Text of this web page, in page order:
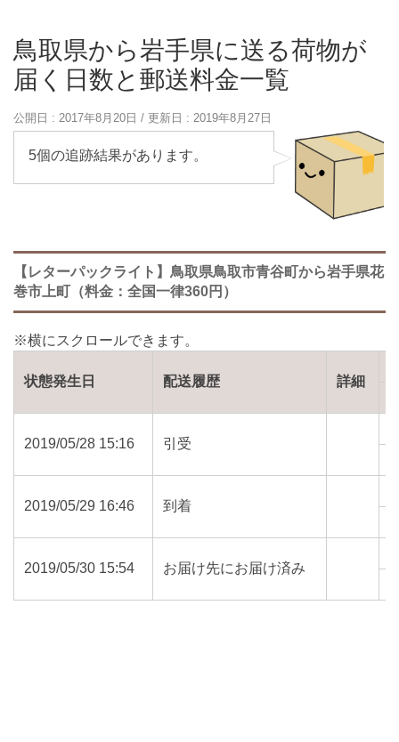
鳥取県から岩手県に送る荷物が
届く日数と郵送料金一覧
公開日 : 2017年8月20日 / 更新日 : 2019年8月27日
5個の追跡結果があります。
【レターパックライト】鳥取県鳥取市青谷町から岩手県花
巻市上町（料金：全国一律360円）
状態発生日 配送履歴 詳細
2019/05/28 15:16 引受
2019/05/29 16:46 到着
2019/05/30 15:54 お届け先にお届け済み